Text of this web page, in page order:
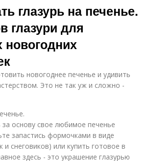
глазурь на печенье.
глазури для
новогоднее печенье и удивить
Это не так уж и сложно -
основу свое любимое печенье
запастись формочками в виде
и снеговиков) или купить готовое в
здесь - это украшение глазурью